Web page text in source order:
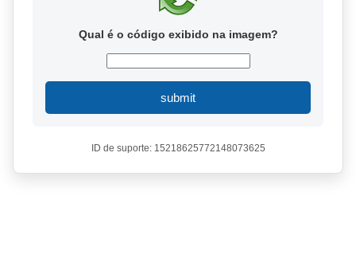
Qual é o código exibido na imagem?
submit
ID de suporte: 15218625772148073625